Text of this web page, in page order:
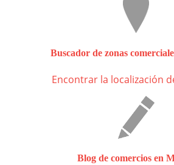
Buscador de zonas
Encontrar la localización
Blog de comercios en